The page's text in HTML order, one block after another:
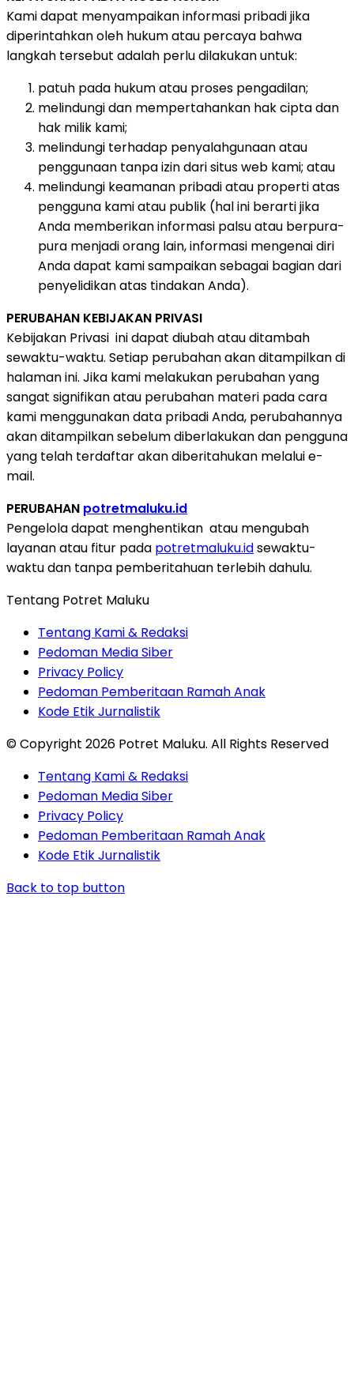
Kami dapat menyampaikan informasi pribadi jika
diperintahkan oleh hukum atau percaya bahwa
langkah tersebut adalah perlu dilakukan untuk:
patuh pada hukum atau proses pengadilan;
melindungi dan mempertahankan hak cipta dan
hak milik kami;
melindungi terhadap penyalahgunaan atau
penggunaan tanpa izin dari situs web kami; atau
melindungi keamanan pribadi atau properti atas
pengguna kami atau publik (hal ini berarti jika
Anda memberikan informasi palsu atau berpura-
pura menjadi orang lain, informasi mengenai diri
Anda dapat kami sampaikan sebagai bagian dari
penyelidikan atas tindakan Anda).
PERUBAHAN KEBIJAKAN PRIVASI
Kebijakan Privasi ini dapat diubah atau ditambah
sewaktu-waktu. Setiap perubahan akan ditampilkan di
halaman ini. Jika kami melakukan perubahan yang
sangat signifikan atau perubahan materi pada cara
kami menggunakan data pribadi Anda, perubahannya
akan ditampilkan sebelum diberlakukan dan pengguna
yang telah terdaftar akan diberitahukan melalui e-
mail.
PERUBAHAN potretmaluku.id
Pengelola dapat menghentikan atau mengubah
layanan atau fitur pada potretmaluku.idsewaktu-
waktu dan tanpa pemberitahuan terlebih dahulu.
Tentang Potret Maluku
Tentang Kami & Redaksi
Pedoman Media Siber
Privacy Policy
Pedoman Pemberitaan Ramah Anak
Kode Etik Jurnalistik
© Copyright 2026 Potret Maluku. All Rights Reserved
Tentang Kami & Redaksi
Pedoman Media Siber
Privacy Policy
Pedoman Pemberitaan Ramah Anak
Kode Etik Jurnalistik
Back to top button